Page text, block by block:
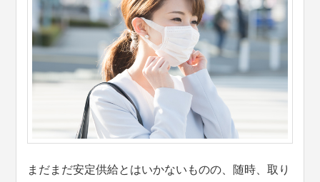
まだまだ安定供給とはいかないものの、随時、取り